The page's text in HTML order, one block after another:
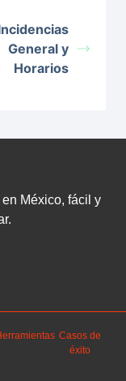
General y
Horarios
México, fácil y
Casos de
éxito